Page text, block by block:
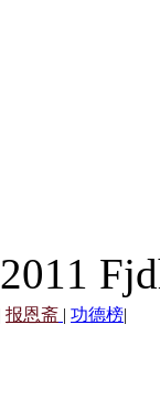
报恩斋 | 功德榜|